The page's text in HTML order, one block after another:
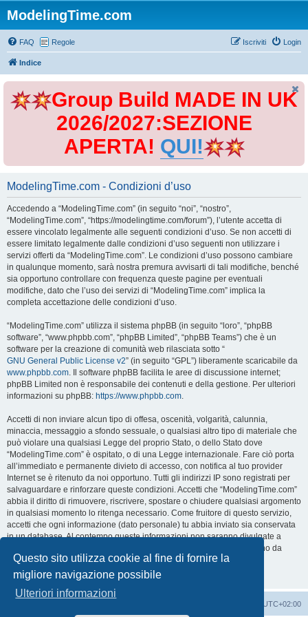
Questo sito utilizza cookie al fine di fornire la
migliore navigazione possibile
Ulteriori informazioni
ModelingTime.com
FAQ Regole Login
Iscriviti
Indice
Group Build MADE IN UK
2026/2027:SEZIONE
APERTA! QUI!
ModelingTime.com - Condizioni d’uso
Accedendo a “ModelingTime.com” (in seguito “noi”, “nostro”,
“ModelingTime.com”, “https://modelingtime.com/forum”), l’utente accetta di
essere vincolato legalmente alle seguenti condizioni d’uso. Se non accetti di
essere limitato legalmente dalle condizioni d’uso seguenti non utilizzare i
servizi offerti da “ModelingTime.com”. Le condizioni d’uso possono cambiare
in qualunque momento, sarà nostra premura avvisarti di tali modifiche, benché
sia opportuno controllare con frequenza queste pagine per eventuali
modifiche, dato che l’uso dei servizi di “ModelingTime.com” implica la
completa accettazione delle condizioni d’uso.
“ModelingTime.com” utilizza il sistema phpBB (in seguito “loro”, “phpBB
software”, “www.phpbb.com”, “phpBB Limited”, “phpBB Teams”) che è un
software per la creazione di comunità web rilasciata sotto “
GNU General Public License v2” (in seguito “GPL”) liberamente scaricabile da
www.phpbb.com. Il software phpBB facilita le aree di discussione internet;
phpBB Limited non è responsabile dei contenuti e della gestione. Per ulteriori
informazioni su phpBB: https://www.phpbb.com.
Accetti di non inviare alcun tipo di offesa, oscenità, volgarità, calunnia,
minaccia, messaggio a sfondo sessuale, o qualsiasi altro tipo di materiale che
può violare una qualsiasi Legge del proprio Stato, o dello Stato dove
“ModelingTime.com” è ospitato, o di una Legge internazionale. Fare ciò porta
all’immediato e permanente divieto di accesso, con notifica al tuo provider
Internet se è ritenuto da noi opportuno. Tutti gli indirizzi IP sono registrati per
salvaguardare e rinforzare queste condizioni. Accetti che “ModelingTime.com”
abbia il diritto di rimuovere, riscrivere, spostare o chiudere qualsiasi argomento
in qualsiasi momento lo ritenga necessario. Come fruitore di questo servizio,
accetti che ogni informazione (dato personale) tu abbia inviato sia conservata
in un database. Al contempo queste informazioni non saranno divulgate a
nessuno senza il tuo consenso, né “ModelingTime.com” o phpBB sono da
ritenersi responsabili per qualsiasi violazione al sistema che possa
compromettere queste informazioni.
UTC+02:00